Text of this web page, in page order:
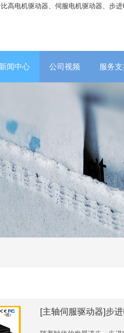
电机驱动器、伺服电机驱动器、步进
新闻中心 公司视频 服务
[主轴伺服驱动器]步